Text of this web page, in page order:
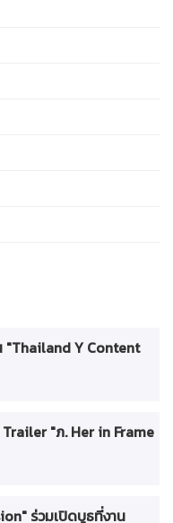
"Thailand Y Content
Trailer "ภ. Her in Frame
ร่วมเปิดบูธที่งาน